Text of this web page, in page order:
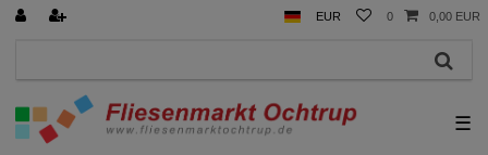
EUR 0 0,00 EUR
☰